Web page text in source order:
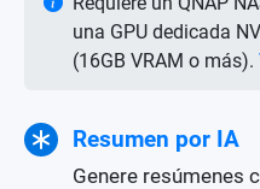
una GPU dedicada
(16GB VRAM o más).
Resumen por IA
Genere resúmenes